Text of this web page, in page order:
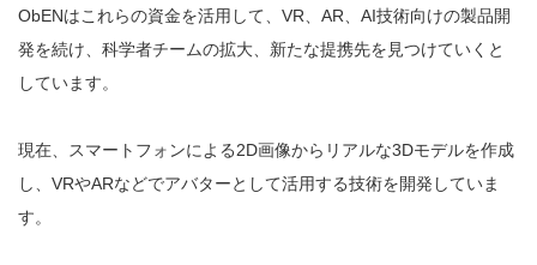
ObENはこれらの資金を活用して、VR、AR、AI技術向けの製品開
発を続け、科学者チームの拡大、新たな提携先を見つけていくと
しています。
現在、スマートフォンによる2D画像からリアルな3Dモデルを作成
し、VRやARなどでアバターとして活用する技術を開発していま
す。